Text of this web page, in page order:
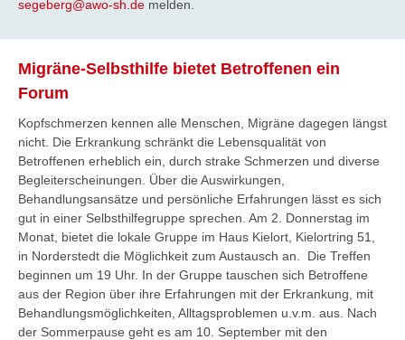
segeberg@awo-sh.de melden.
Migräne-Selbsthilfe bietet Betroffenen ein
Forum
Kopfschmerzen kennen alle Menschen, Migräne dagegen längst
nicht. Die Erkrankung schränkt die Lebensqualität von
Betroffenen erheblich ein, durch strake Schmerzen und diverse
Begleiterscheinungen. Über die Auswirkungen,
Behandlungsansätze und persönliche Erfahrungen lässt es sich
gut in einer Selbsthilfegruppe sprechen. Am 2. Donnerstag im
Monat, bietet die lokale Gruppe im Haus Kielort, Kielortring 51,
in Norderstedt die Möglichkeit zum Austausch an. Die Treffen
beginnen um 19 Uhr. In der Gruppe tauschen sich Betroffene
aus der Region über ihre Erfahrungen mit der Erkrankung, mit
Behandlungsmöglichkeiten, Alltagsproblemen u.v.m. aus. Nach
der Sommerpause geht es am 10. September mit den